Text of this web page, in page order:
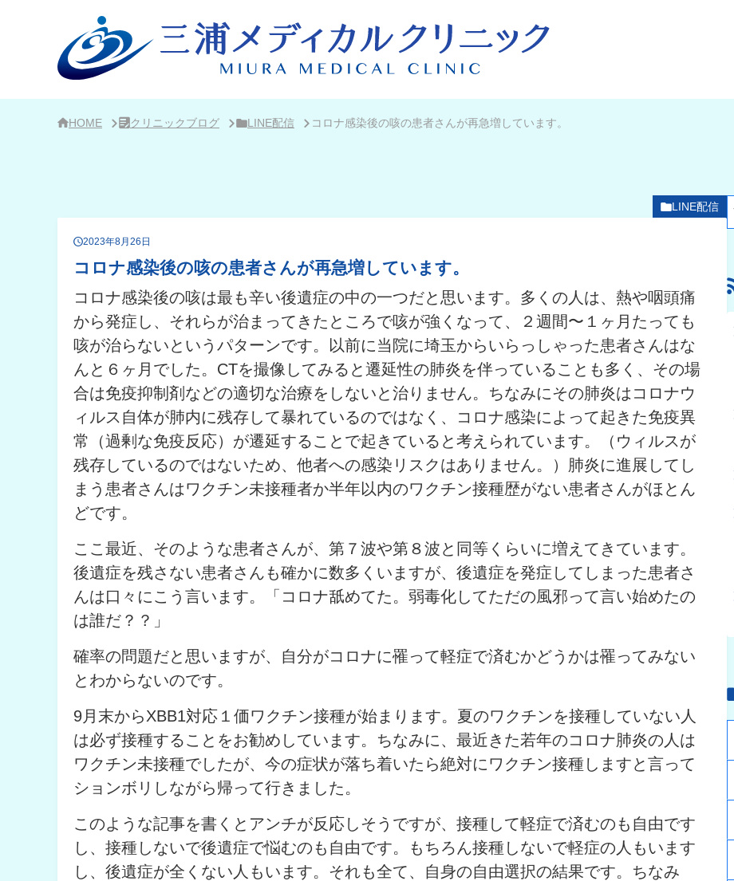
ッ
HOME クリニックブログ LINE配信 コロナ感染後の咳の患者さんが再急増しています。
LINE配信
2023年8月26日
コロナ感染後の咳の患者さんが再急増しています。
コロナ感染後の咳は最も辛い後遺症の中の一つだと思います。多くの人は、熱や咽頭痛
から発症し、それらが治まってきたところで咳が強くなって、２週間〜１ヶ月たっても
咳が治らないというパターンです。以前に当院に埼玉からいらっしゃった患者さんはな
んと６ヶ月でした。CTを撮像してみると遷延性の肺炎を伴っていることも多く、その場
合は免疫抑制剤などの適切な治療をしないと治りません。ちなみにその肺炎はコロナウ
ィルス自体が肺内に残存して暴れているのではなく、コロナ感染によって起きた免疫異
常（過剰な免疫反応）が遷延することで起きていると考えられています。（ウィルスが
残存しているのではないため、他者への感染リスクはありません。）肺炎に進展してし
まう患者さんはワクチン未接種者か半年以内のワクチン接種歴がない患者さんがほとん
どです。
ここ最近、そのような患者さんが、第７波や第８波と同等くらいに増えてきています。
後遺症を残さない患者さんも確かに数多くいますが、後遺症を発症してしまった患者さ
んは口々にこう言います。「コロナ舐めてた。弱毒化してただの風邪って言い始めたの
は誰だ？？」
確率の問題だと思いますが、自分がコロナに罹って軽症で済むかどうかは罹ってみない
とわからないのです。
9月末からXBB1対応１価ワクチン接種が始まります。夏のワクチンを接種していない人
は必ず接種することをお勧めしています。ちなみに、最近きた若年のコロナ肺炎の人は
ワクチン未接種でしたが、今の症状が落ち着いたら絶対にワクチン接種しますと言って
ションボリしながら帰って行きました。
このような記事を書くとアンチが反応しそうですが、接種して軽症で済むのも自由です
し、接種しないで後遺症で悩むのも自由です。もちろん接種しないで軽症の人もいます
し、後遺症が全くない人もいます。それも全て、自身の自由選択の結果です。ちなみ